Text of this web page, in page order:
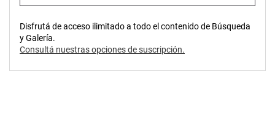
Disfrutá de acceso ilimitado a todo el contenido de Búsqueda
y Galería.
Consultá nuestras opciones de suscripción.